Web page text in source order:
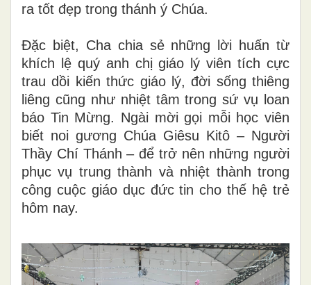
ra tốt đẹp trong thánh ý Chúa.
Đặc biệt, Cha chia sẻ những lời huấn từ
khích lệ quý anh chị giáo lý viên tích cực
trau dồi kiến thức giáo lý, đời sống thiêng
liêng cũng như nhiệt tâm trong sứ vụ loan
báo Tin Mừng. Ngài mời gọi mỗi học viên
biết noi gương Chúa Giêsu Kitô – Người
Thầy Chí Thánh – để trở nên những người
phục vụ trung thành và nhiệt thành trong
công cuộc giáo dục đức tin cho thế hệ trẻ
hôm nay.